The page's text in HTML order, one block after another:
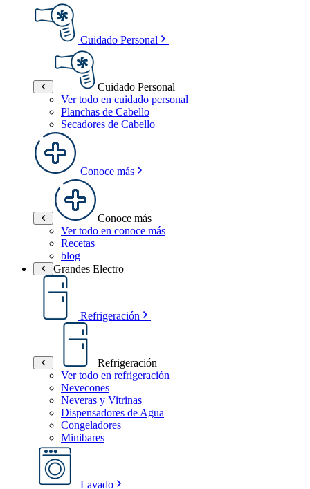
Cuidado Personal
Cuidado Personal
Ver todo en cuidado personal
Planchas de Cabello
Secadores de Cabello
Conoce más
Conoce más
Ver todo en conoce más
Recetas
blog
Grandes Electro
Refrigeración
Refrigeración
Ver todo en refrigeración
Nevecones
Neveras y Vitrinas
Dispensadores de Agua
Congeladores
Minibares
Lavado